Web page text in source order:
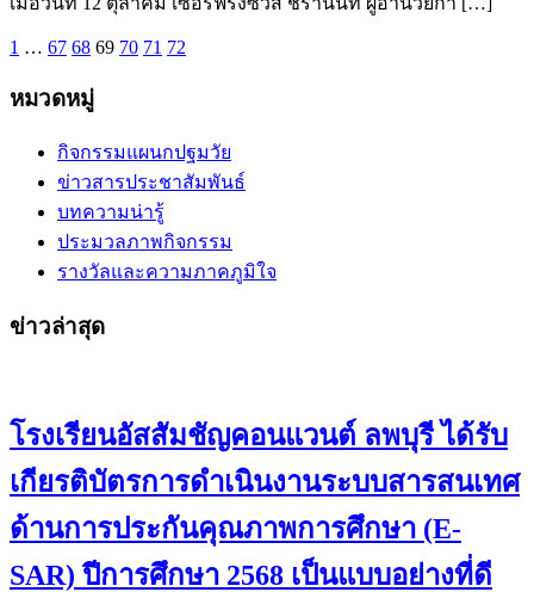
1 … 67 68 69 70 71 72
หมวดหมู่
กิจกรรมแผนกปฐมวัย
ข่าวสารประชาสัมพันธ์
บทความน่ารู้
ประมวลภาพกิจกรรม
รางวัลและความภาคภูมิใจ
ข่าวล่าสุด
โรงเรียนอัสสัมชัญคอนแวนต์ ลพบุรี ได้รับ
เกียรติบัตรการดำเนินงานระบบสารสนเทศ
ด้านการประกันคุณภาพการศึกษา (E-
SAR) ปีการศึกษา 2568 เป็นแบบอย่างที่ดี